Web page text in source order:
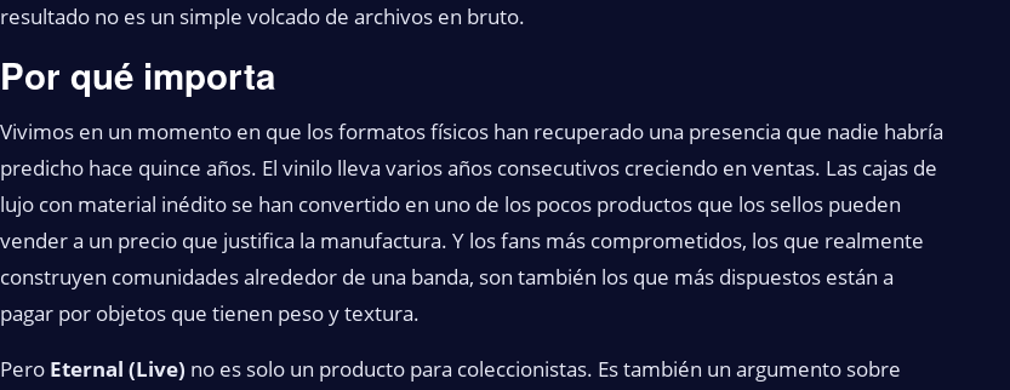
resultado no es un simple volcado de archivos en bruto.
Por qué importa
Vivimos en un momento en que los formatos físicos han recuperado una presencia que nadie habría
predicho hace quince años. El vinilo lleva varios años consecutivos creciendo en ventas. Las cajas de
lujo con material inédito se han convertido en uno de los pocos productos que los sellos pueden
vender a un precio que justifica la manufactura. Y los fans más comprometidos, los que realmente
construyen comunidades alrededor de una banda, son también los que más dispuestos están a
pagar por objetos que tienen peso y textura.
Pero Eternal (Live) no es solo un producto para coleccionistas. Es también un argumento sobre